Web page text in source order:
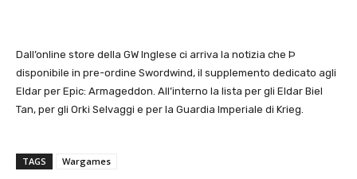
Dall’online store della GW Inglese ci arriva la notizia che Þ
disponibile in pre-ordine Swordwind, il supplemento dedicato agli
Eldar per Epic: Armageddon. All’interno la lista per gli Eldar Biel
Tan, per gli Orki Selvaggi e per la Guardia Imperiale di Krieg.
TAGS Wargames